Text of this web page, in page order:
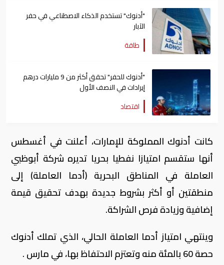
"أدنوك" تستخدم الذكاء الاصطناعي في حفر
الآبار
طاقة
"أدنوك للحفر" تحقق أكثر من 9 مليارات درهم
إيرادات في النصف الأول
اقتصاد
كانت أدنوك المملوكة للإمارات، أعلنت في أغسطس
أنها ستقسم امتيازا نفطيا بحريا تديره شركة أبوظبي
العاملة في المناطق البحرية (أدما العاملة) إلى
منطقتين أو أكثر بشروط جديدة بهدف تحقيق قيمة
إضافية وزيادة فرص الشراكة.
وينتهي امتياز أدما العاملة الحالي، الذي تملك أدنوك
حصة 60 بالمئة منه وتعتزم الاحتفاظ بها، في مارس .